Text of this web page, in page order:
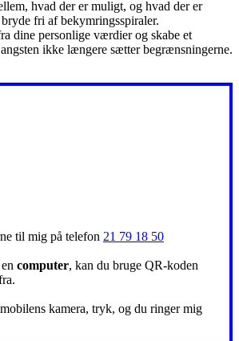
hvad der er muligt, og hvad der er
fri af bekymringsspiraler.
dine personlige værdier og skabe et
ikke længere sætter begrænsningerne.
til mig på telefon 21 79 18 50
computer, kan du bruge QR-koden
kamera, tryk, og du ringer mig